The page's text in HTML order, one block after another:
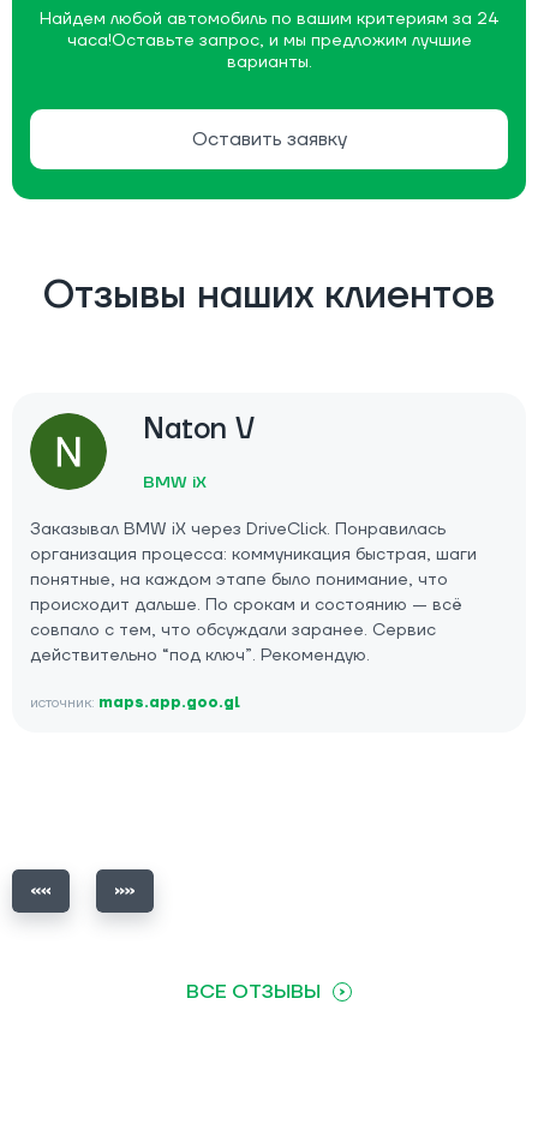
Найдем любой автомобиль по вашим критериям за 24
часа!Оставьте запрос, и мы предложим лучшие
варианты.
Оставить заявку
Отзывы наших клиентов
Naton V
BMW iX
Заказывал BMW iX через DriveClick. Понравилась
организация процесса: коммуникация быстрая, шаги
понятные, на каждом этапе было понимание, что
происходит дальше. По срокам и состоянию — всё
совпало с тем, что обсуждали заранее. Сервис
действительно “под ключ”. Рекомендую.
источник: maps.app.goo.gl
ВСЕ ОТЗЫВЫ